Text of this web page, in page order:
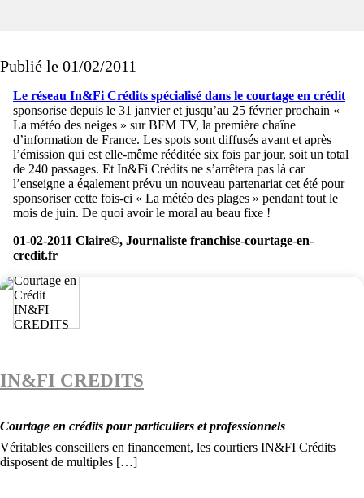
Publié le 01/02/2011
Le réseau In&Fi Crédits spécialisé dans le courtage en crédit
sponsorise depuis le 31 janvier et jusqu’au 25 février prochain «
La météo des neiges » sur BFM TV, la première chaîne
d’information de France. Les spots sont diffusés avant et après
l’émission qui est elle-même rééditée six fois par jour, soit un total
de 240 passages. Et In&Fi Crédits ne s’arrêtera pas là car
l’enseigne a également prévu un nouveau partenariat cet été pour
sponsoriser cette fois-ci « La météo des plages » pendant tout le
mois de juin. De quoi avoir le moral au beau fixe !
01-02-2011 Claire©, Journaliste franchise-courtage-en-
credit.fr
IN&FI CREDITS
Courtage en crédits pour particuliers et professionnels
Véritables conseillers en financement, les courtiers IN&FI Crédits
disposent de multiples […]